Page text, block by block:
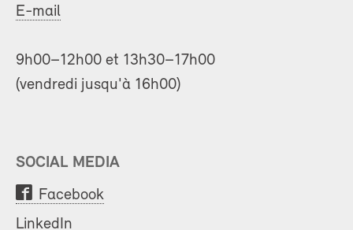
E-mail
9h00–12h00 et 13h30–17h00
(vendredi jusqu'à 16h00)
SOCIAL MEDIA
Facebook
LinkedIn